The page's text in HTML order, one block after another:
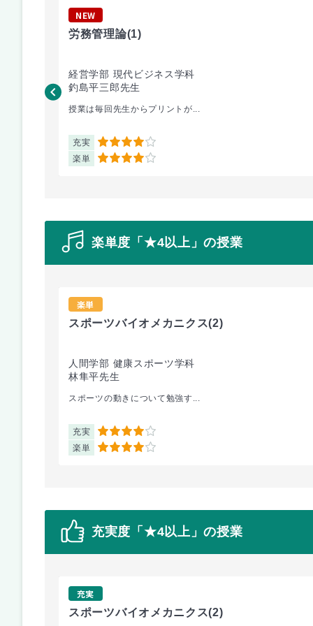
NEW
労務管理論(1)
経営学部 現代ビジネス学科
釣島平三郎先生
授業は毎回先生からプリントが...
充実 4
楽単 4
楽単度「★4以上」の授業
楽単
スポーツバイオメカニクス(2)
人間学部 健康スポーツ学科
林隼平先生
スポーツの動きについて勉強す...
充実 4
楽単 4
充実度「★4以上」の授業
充実
スポーツバイオメカニクス(2)